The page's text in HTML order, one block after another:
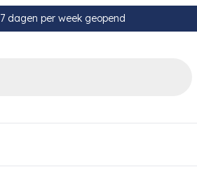
7 dagen per week geopend